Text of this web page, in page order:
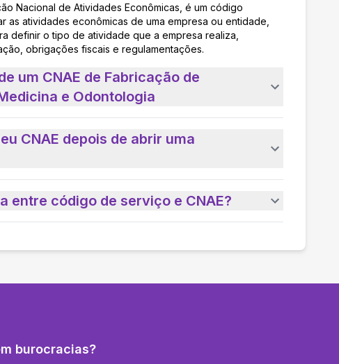
Nacional de Atividades Econômicas, é um código
as atividades econômicas de uma empresa ou entidade,
definir o tipo de atividade que a empresa realiza,
obrigações fiscais e regulamentações.
um CNAE de Fabricação de
e Odontologia
CNAE depois de abrir uma
entre código de serviço e CNAE?
burocracias?